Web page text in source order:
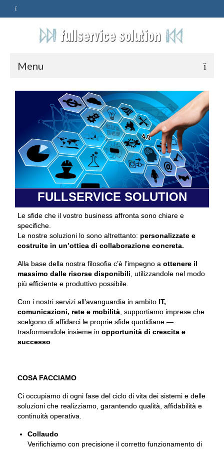
Menu
HOME
ASSISTENZA
POLITICA
Qualità
PRIVACY
CONTATTI
FULLSERVICE SOLUTION
Le sfide che il vostro business affronta sono chiare e
specifiche.
Le nostre soluzioni lo sono altrettanto: personalizzate e
costruite in un’ottica di collaborazione concreta.
Alla base della nostra filosofia c’è l’impegno a ottenere il
massimo dalle risorse disponibili , utilizzandole nel modo
più efficiente e produttivo possibile.
Con i nostri servizi all’avanguardia in ambito IT,
comunicazioni, rete e mobilità , supportiamo imprese che
scelgono di affidarci le proprie sfide quotidiane —
trasformandole insieme in opportunità di crescita e
successo
COSA FACCIAMO
Ci occupiamo di ogni fase del ciclo di vita dei sistemi e delle
soluzioni che realizziamo, garantendo qualità, affidabilità e
continuità operativa.
Collaudo
Verifichiamo con precisione il corretto funzionamento di